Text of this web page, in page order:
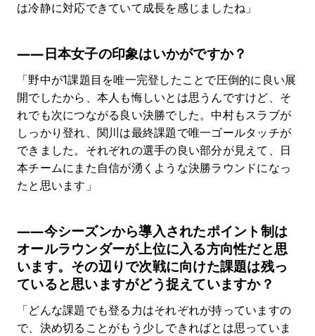
は冷静に対応できていて成長を感じましたね」
――日本女子の印象はいかがですか？
「野中が1課題目を唯一完登したことで圧倒的に良い展
開でしたから、本人も悔しいとは思うんですけど、そ
れでも次につながる良い決勝でした。中村もスラブが
しっかり登れ、関川は最終課題で唯一ゴールタッチが
できました。それぞれの選手の良い部分が見えて、日
本チームにまた自信が湧くような決勝ラウンドになっ
たと思います」
――今シーズンから導入されたポイント制は
オールラウンダーが上位に入る方向性だと思
います。その辺りで次戦に向けた課題は残っ
ていると思いますがどう捉えていますか？
「どんな課題でも登る力はそれぞれが持っていますの
で、決め切ることがもう少しできればとは思っていま